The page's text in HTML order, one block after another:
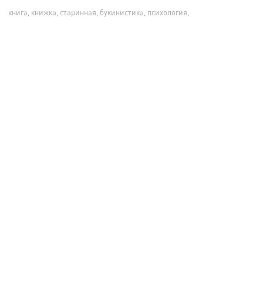
книга, книжка, старинная, букинистика, психология,